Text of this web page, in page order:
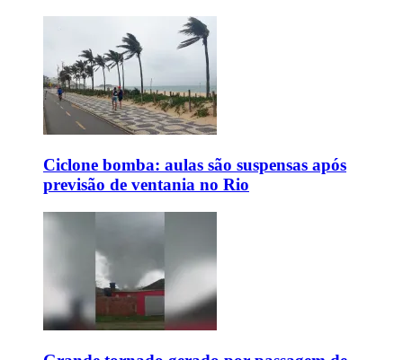
Ciclone bomba: aulas são suspensas após
previsão de ventania no Rio